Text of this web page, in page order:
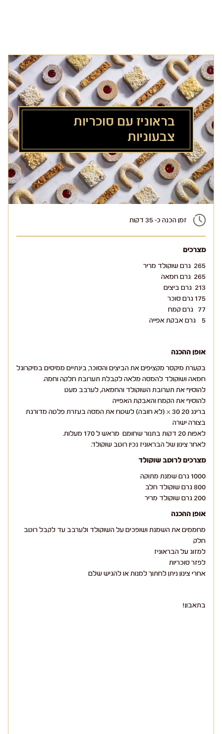
בראוניז עם סוכריות
צבעוניות
זמן הכנה כ- 35 דקות
מצרכים
265 גרם שוקולד מריר
265 גרם חמאה
213 גרם ביצים
175 גרם סוכר
77 גרם קמח
5 גרם אבקת אפייה
אופן ההכנה
בקערת מיקסר מקציפים את הביצים והסוכר, בינתיים ממיסים במיקרוגל
חמאה ושוקולד להמסה מלאה לקבלת תערובת חלקה וחמה.
להוסיף את תערובת השוקולד והחמאה, לערבב מעט
להוסיף את הקמח והאבקת האפייה
ברינג 20 x 30 (לא חובה) לשטח את המסה בעזרת פלטה מדורגת
בצורה ישרה
לאפות 20 דקות בתנור שחומם מראש ל 170 מעלות.
לאחר צינון של הבראוניז נכין רוטב שוקולד.
מצרכים לרוטב שוקולד
1000 גרם שמנת מתוקה
800 גרם שוקולד חלב
200 גרם שוקולד מריר
אופן ההכנה
מחממים את השמנת ושופכים על השוקולד ולערבב עד לקבל רוטב
חלק
למזוג על הבראוניז
לפזר סוכריות
אחרי צינון ניתן לחתוך למנות או להגיש שלם
בתאבון!